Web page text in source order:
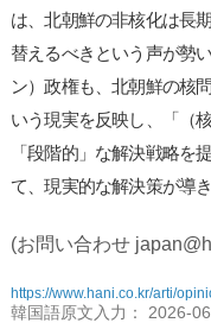
は、北朝鮮の非核化は長
替えるべきという声が勢
ン）政権も、北朝鮮の核
いう現実を反映し、「（
「段階的」な解決戦略を
て、現実的な解決策が導
(お問い合わせ
https://www.hani.co.kr/arti/
韓国語原文入力： 2026-